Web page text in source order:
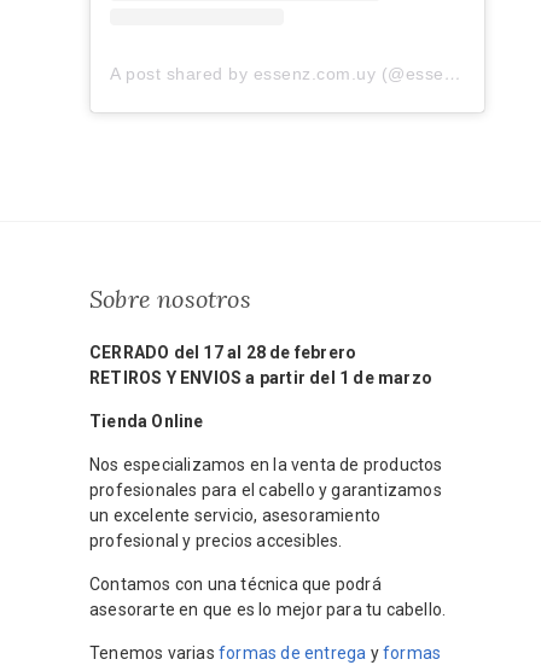
A post shared by essenz.com.uy (@essenz.com.uy)
Sobre nosotros
CERRADO del 17 al 28 de febrero
RETIROS Y ENVIOS a partir del 1 de marzo
Tienda Online
Nos especializamos en la venta de productos
profesionales para el cabello y garantizamos
un excelente servicio, asesoramiento
profesional y precios accesibles.
Contamos con una técnica que podrá
asesorarte en que es lo mejor para tu cabello.
Tenemos varias formas de entrega yformas